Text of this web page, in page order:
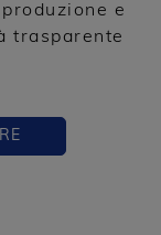
e
trasparente